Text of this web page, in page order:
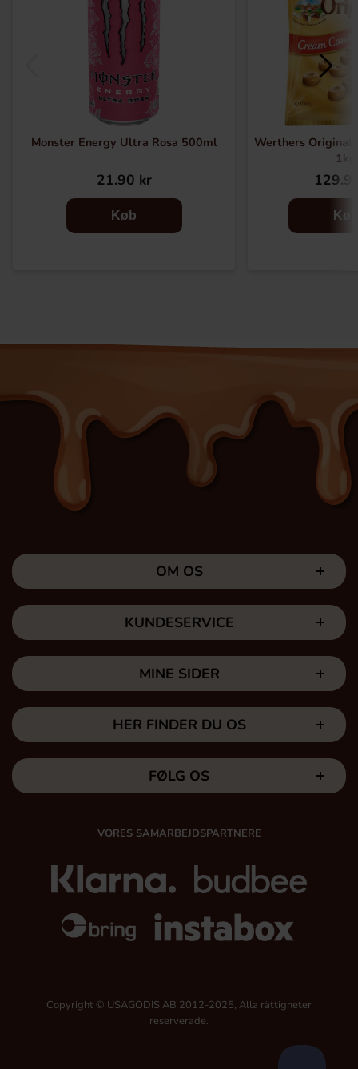
Monster Energy Ultra Rosa 500ml
21.90 kr
Køb
Werthers Original
1kg
Køb
OM OS
KUNDESERVICE
MINE SIDER
HER FINDER DU OS
FØLG OS
VORES SAMARBEJDSPARTNERE
Copyright © USAGODIS AB 2012-2025, Alla rättigheter
reserverade.